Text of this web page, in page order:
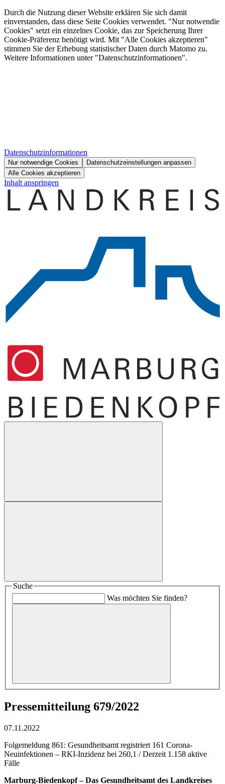
Durch die Nutzung dieser Website erklären Sie sich damit
einverstanden, dass diese Seite Cookies verwendet. "Nur notwendie
Cookies" setzt ein einzelnes Cookie, das zur Speicherung Ihrer
Cookie-Präferenz benötigt wird. Mit "Alle Cookies akzeptieren"
stimmen Sie der Erhebung statistischer Daten durch Matomo zu.
Weitere Informationen unter "Datenschutzinformationen".
Datenschutzinformationen
Nur notwendige Cookies
Datenschutzeinstellungen anpassen
Alle Cookies akzeptieren
Inhalt anspringen
Suche
Was möchten Sie finden?
Pressemitteilung 679/2022
07.11.2022
Folgemeldung 861: Gesundheitsamt registriert 161 Corona-
Neuinfektionen – RKI-Inzidenz bei 260,1 / Derzeit 1.158 aktive
Fälle
Marburg-Biedenkopf – Das Gesundheitsamt des Landkreises